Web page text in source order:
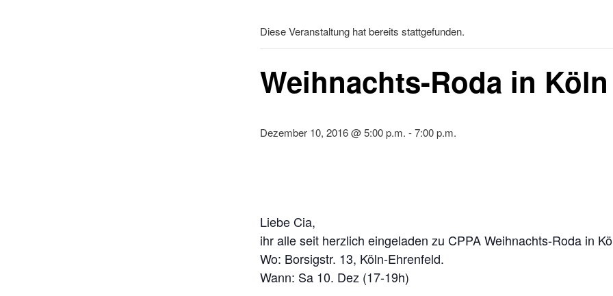
Diese Veranstaltung hat bereits stattgefunden.
Weihnachts-Roda in Köln
Dezember 10, 2016 @ 5:00 p.m. -7:00 p.m.
Liebe Cia,
ihr alle seit herzlich eingeladen zu CPPA Weihnachts-Roda in
Wo: Borsigstr. 13, Köln-Ehrenfeld.
Wann: Sa 10. Dez (17-19h)